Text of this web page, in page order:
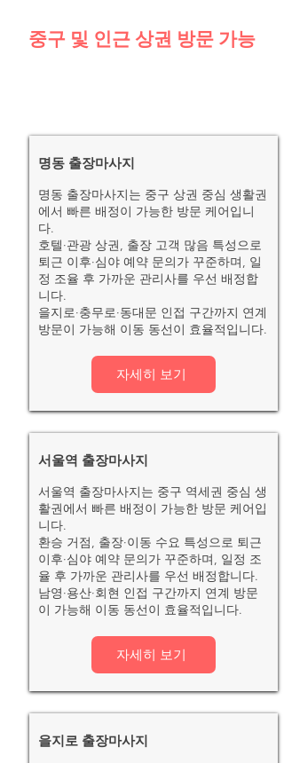
중구 및 인근 상권 방문 가능
명동 출장마사지
명동 출장마사지는 중구 상권 중심 생활권
에서 빠른 배정이 가능한 방문 케어입니
다.
호텔·관광 상권, 출장 고객 많음 특성으로
퇴근 이후·심야 예약 문의가 꾸준하며, 일
정 조율 후 가까운 관리사를 우선 배정합
니다.
을지로·충무로·동대문 인접 구간까지 연계
방문이 가능해 이동 동선이 효율적입니다.
자세히 보기
서울역 출장마사지
서울역 출장마사지는 중구 역세권 중심 생
활권에서 빠른 배정이 가능한 방문 케어입
니다.
환승 거점, 출장·이동 수요 특성으로 퇴근
이후·심야 예약 문의가 꾸준하며, 일정 조
율 후 가까운 관리사를 우선 배정합니다.
남영·용산·회현 인접 구간까지 연계 방문
이 가능해 이동 동선이 효율적입니다.
자세히 보기
을지로 출장마사지